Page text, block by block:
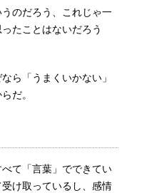
うのだろう、これじゃ一
たことはないだろう
ら「うまくいかない」
だ。
て「言葉」でできてい
け取っているし、感情